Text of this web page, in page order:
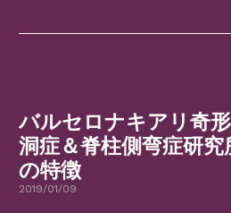
バルセロナキアリ奇
洞症＆脊柱側弯症研究
の特徴
2019/01/09